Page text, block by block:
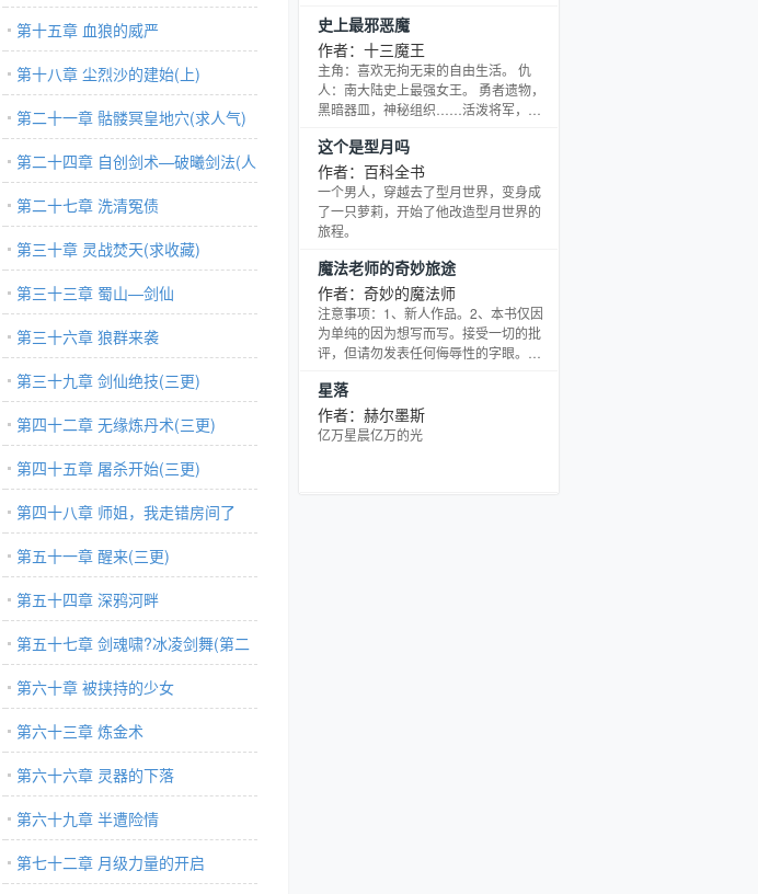
第十五章 血狼的威严
第十八章 尘烈沙的建始(上)
第二十一章 骷髅冥皇地穴(求人气)
第二十四章 自创剑术—破曦剑法(人
气)第二十七章 洗清冤债
第三十章 灵战焚天(求收藏)
第三十三章 蜀山—剑仙
第三十六章 狼群来袭
第三十九章 剑仙绝技(三更)
第四十二章 无缘炼丹术(三更)
第四十五章 屠杀开始(三更)
第四十八章 师姐，我走错房间了
第五十一章 醒来(三更)
第五十四章 深鸦河畔
第五十七章 剑魂啸?冰凌剑舞(第二
更)第六十章 被挟持的少女
第六十三章 炼金术
第六十六章 灵器的下落
第六十九章 半遭险情
第七十二章 月级力量的开启
公会，公会登记在册的会员有三个，一
个是退休二十年的瘸
强化出没注意 ·不纯的大宇宙爷们儿意志
出没注意 ·特典《那只灵梦》读一送一中
只有病友知道的幻想乡（友人募集
中）：19708046 只有书友知道的幻想
乡（已开启博丽满人大结界）：
43315410
史上最邪恶魔
作者：十三魔王
主角：喜欢无拘无束的自由生活。 仇
人：南大陆史上最强女王。 勇者遗物，
黑暗器皿，神秘组织……活泼将军，纯
而至…… 一个化身恶魔的人向女王复仇
的故事……
。。。。。。。。。。。。。。。。。。。。。。
PS：本书挂羊头卖狗肉，冷血动物慎
入…… =================感谢蓝梦
174670995===========
这个是型月吗
作者：百科全书
一个男人，穿越去了型月世界，变身成
了一只萝莉，开始了他改造型月世界的
旅程。
魔法老师的奇妙旅途
作者：奇妙的魔法师
注意事项：1、新人作品。2、本书仅因
为单纯的因为想写而写。接受一切的批
评，但请勿发表任何侮辱性的字眼。如
以的话可以直接X掉。3、可能会有点像
综漫。 突然感觉QQ群变冷了，有请各位
热心读者进来活跃下气氛，互动交流的
星落
作者：赫尔墨斯
亿万星晨亿万的光